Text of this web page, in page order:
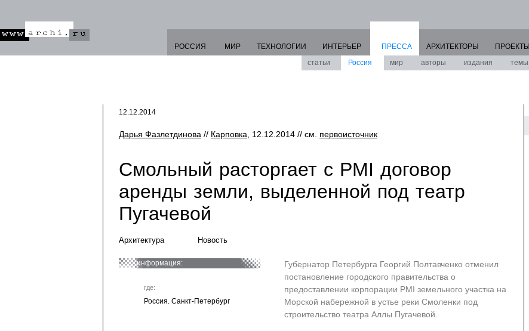
РОССИЯ МИР ТЕХНОЛОГИИ ИНТЕРЬЕР
ПРЕССА
статьи
Россия мир авторы издания темы
АРХИТЕКТОРЫ ПРОЕКТЫ
12.12.2014
Дарья Фазлетдинова // Карповка , 12.12.2014 // см. первоисточник
Смольный расторгает с PMI договор
аренды земли, выделенной под театр
Пугачевой
Архитектура Новость
информация:
где:
Россия. Санкт-Петербург
Губернатор Петербурга Георгий Полтавченко отменил
постановление городского правительства о
предоставлении корпорации PMI земельного участка на
Морской набережной в устье реки Смоленки под
строительство театра Аллы Пугачевой.